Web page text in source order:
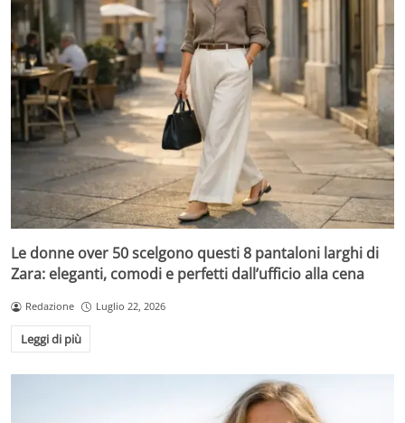
Le donne over 50 scelgono questi 8 pantaloni larghi di
Zara: eleganti, comodi e perfetti dall’ufficio alla cena
Redazione Luglio 22, 2026
Leggi di più